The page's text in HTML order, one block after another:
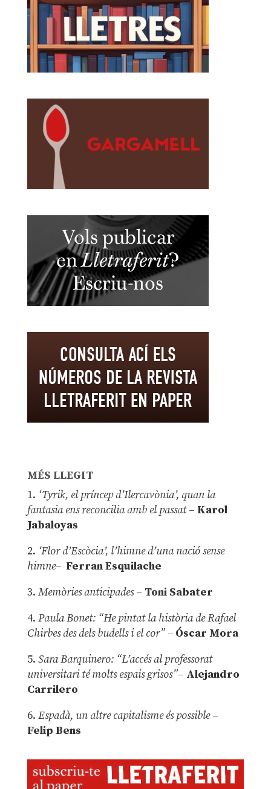
MÉS LLEGIT
1. ‘Tyrik, el príncep d’Ilercavònia’, quan la
fantasia ens reconcilia amb el passat– Karol
Jabaloyas
2. ‘Flor d’Escòcia’, l’himne d’una nació sense
himne– Ferran Esquilache
3. Memòries anticipades– Toni Sabater
4. Paula Bonet: “He pintat la història de Rafael
Chirbes des dels budells i el cor” –Óscar Mora
5. Sara Barquinero: “L’accés al professorat
universitari té molts espais grisos”– Alejandro
Carrilero
6. Espadà, un altre capitalisme és possible –
Felip Bens